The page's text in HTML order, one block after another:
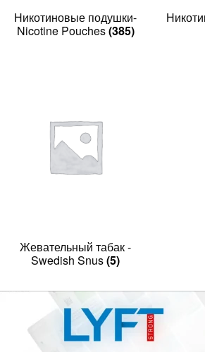
Никотиновые подушки-
Nicotine Pouches(385)
Жевательный табак -
Swedish Snus(5)